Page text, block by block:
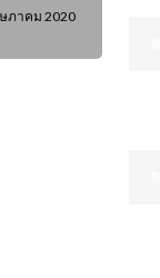
ภาคม 2020